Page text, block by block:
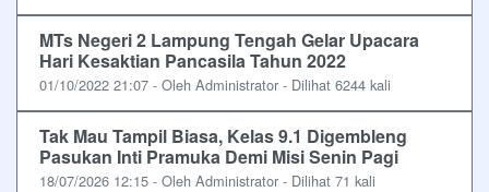
MTs Negeri 2 Lampung Tengah Gelar Upacara
Hari Kesaktian Pancasila Tahun 2022
01/10/2022 21:07 - Oleh Administrator - Dilihat 6244 kali
Tak Mau Tampil Biasa, Kelas 9.1 Digembleng
Pasukan Inti Pramuka Demi Misi Senin Pagi
18/07/2026 12:15 - Oleh Administrator - Dilihat 71 kali